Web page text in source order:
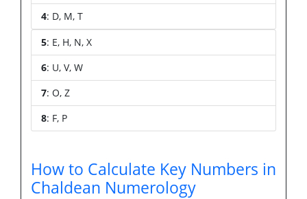
4: D, M, T
5: E, H, N, X
6: U, V, W
7: O, Z
8: F, P
How to Calculate Key Numbers in
Chaldean Numerology